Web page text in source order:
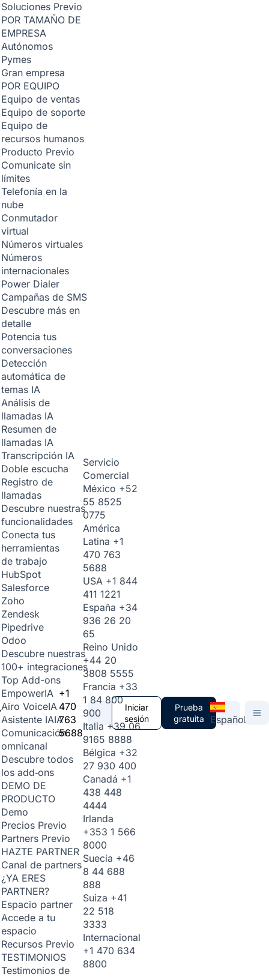
Soluciones Previo
POR TAMAÑO DE
EMPRESA
Autónomos
Pymes
Gran empresa
POR EQUIPO
Equipo de ventas
Equipo de soporte
Equipo de
recursos humanos
Producto Previo
Comunicate sin
límites
Telefonía en la
nube
Conmutador
virtual
Números virtuales
Números
internacionales
Power Dialer
Campañas de SMS
Descubre más en
detalle
Potencia tus
conversaciones
Detección
automática de
temas IA
Análisis de
llamadas IA
Resumen de
llamadas IA
Transcripción IA
Doble escucha
Registro de
llamadas
Descubre nuestras
funcionalidades
Conecta tus
herramientas
de trabajo
HubSpot
Salesforce
Zoho
Zendesk
Pipedrive
Odoo
Descubre nuestras
100+ integraciones
Top Add-ons
EmpowerIA
Airo VoiceIA
Asistente IAIA
Comunicación
omnicanal
Descubre todos
los add‑ons
DEMO DE
PRODUCTO
Demo
Precios Previo
Partners Previo
HAZTE PARTNER
Canal de partners
¿YA ERES
PARTNER?
Espacio partner
Accede a tu
espacio
Recursos Previo
TESTIMONIOS
Testimonios de
+1
470
763
5688
Servicio
Comercial
México +52
55 8525
0775
América
Latina +1
470 763
5688
USA +1 844
411 1221
España +34
936 26 20
65
Reino Unido
+44 20
3808 5555
Francia +33
1 84 800
900
Italia +39 06
9165 8888
Bélgica +32
27 930 400
Canadá +1
438 448
4444
Irlanda
+353 1 566
8000
Suecia +46
8 44 688
888
Suiza +41
22 518
3333
Internacional
+1 470 634
8800
Iniciar
sesión
Prueba
gratuita
Español